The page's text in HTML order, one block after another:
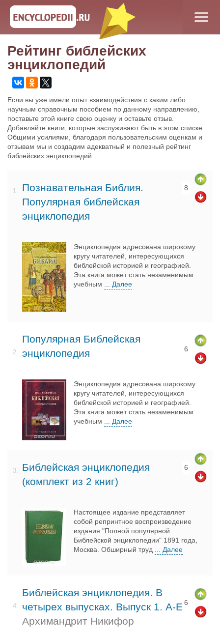
Рейтинг библейских
энциклопедий
Если вы уже имели опыт взаимодействия с каким либо
научным справочным пособием по данному направлению,
поставьте этой книге свою оценку и оставьте отзыв.
Добавляйте книги, которые заслуживают быть в этом списке.
Общими усилиями, благодаря пользовательским оценкам и
отзывам мы и создадим адекватный и полезный рейтинг
библейских энциклопедий.
1.
Познавательная Библия.
Популярная библейская
энциклопедия
8
Энциклопедия адресована широкому
кругу читателей, интересующихся
библейской историей и географией.
Эта книга может стать незаменимым
учебным
... Далее
2.
Популярная Библейская
энциклопедия
6
Энциклопедия адресована широкому
кругу читателей, интересующихся
библейской историей и географией.
Эта книга может стать незаменимым
учебным
... Далее
3.
Библейская энциклопедия
(комплект из 2 книг)
6
Настоящее издание представляет
собой репринтное воспроизведение
издания "Полной популярной
Библейской энциклопедии" 1891 года,
Москва. Обширный труд
... Далее
4.
Библейская энциклопедия. В
четырех выпусках. Выпуск 1. А-Е
Архимандрит Никифор
6